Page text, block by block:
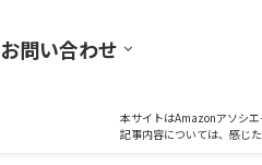
お問い合わせ
本サイトはAmazonアソシエ
記事内容については、感じ